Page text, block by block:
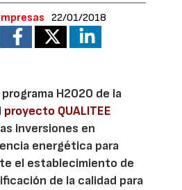
22/01/2018
H2020 de la
proyecto QUALITEE
inversiones en
energética para
el establecimiento de
de la calidad para